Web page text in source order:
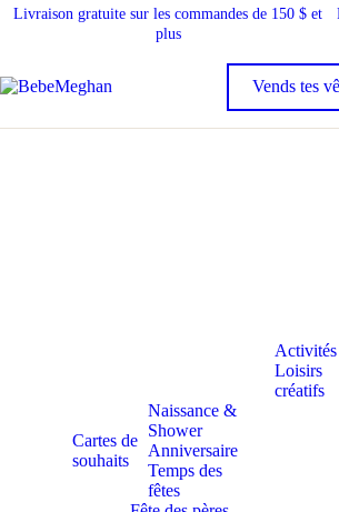
Livraison gratuite sur les commandes de 150 $ et
plus
Cartes de
souhaits
Naissance &
Shower
Anniversaire
Temps des
fêtes
Loisirs
créatifs